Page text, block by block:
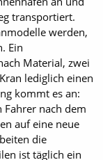
transportiert.
werden,
Ein
Material, zwei
lediglich einen
kommt es an:
nach dem
auf eine neue
die
ist täglich ein